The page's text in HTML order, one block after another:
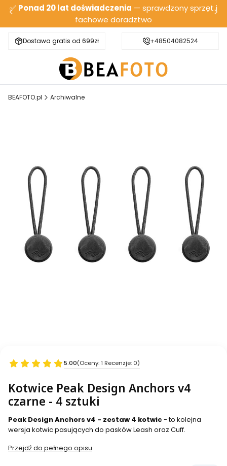
✅ Ponad 20 lat doświadczenia — sprawdzony sprzęt i
fachowe doradztwo
Dostawa gratis od 699zł Bezpieczna wysyłka
+48504082524
BEAFOTO.pl Archiwalne
5.00(Oceny: 1 Recenzje: 0)
Kotwice Peak Design Anchors v4
czarne - 4 sztuki
Peak Design Anchors v4 - zestaw 4 kotwic - to kolejna
wersja kotwic pasujących do pasków Leash oraz Cuff.
Przejdź do pełnego opisu